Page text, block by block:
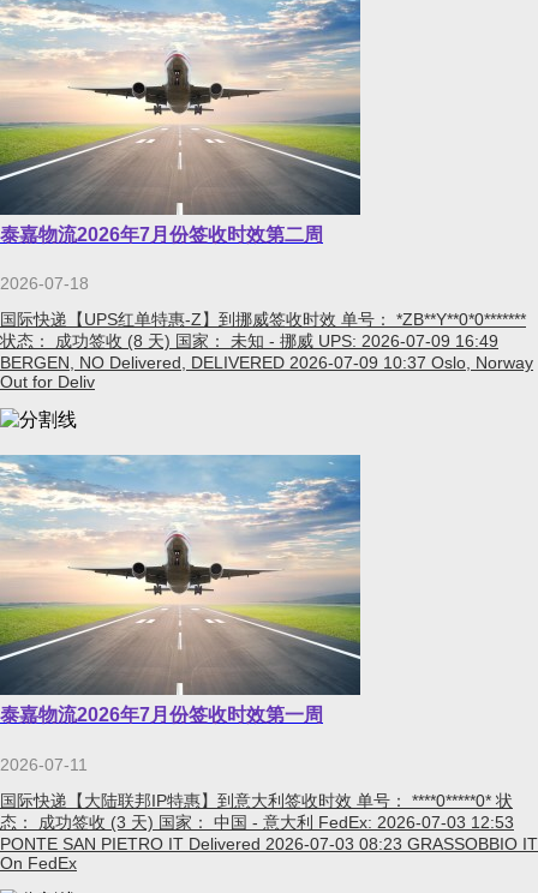
泰嘉物流2026年7月份签收时效第二周
2026-07-18
国际快递【UPS红单特惠-Z】到挪威签收时效 单号： *ZB**Y**0*0*******
状态： 成功签收 (8 天) 国家： 未知 - 挪威 UPS: 2026-07-09 16:49
BERGEN, NO Delivered, DELIVERED 2026-07-09 10:37 Oslo, Norway
Out for Deliv
泰嘉物流2026年7月份签收时效第一周
2026-07-11
国际快递【大陆联邦IP特惠】到意大利签收时效 单号： ****0*****0* 状
态： 成功签收 (3 天) 国家： 中国 - 意大利 FedEx: 2026-07-03 12:53
PONTE SAN PIETRO IT Delivered 2026-07-03 08:23 GRASSOBBIO IT
On FedEx